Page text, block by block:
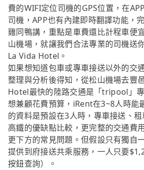
費的WIFI定位司機的GPS位置，在
司機，APP也有內建即時翻譯功能，
雞同鴨講，重點是車費還比計程車便
山機場，就讓我們合法專業的司機送
La Vida Hotel。
如果想知道包車或專車接送以外的交
整理與分析後得知，從松山機場去豐
Hotel最快的陸路交通是「tripool」
想兼顧花費預算，iRent在3~8人時能
的資料是預設在3人時，專車接送、租
高鐵的優缺點比較，更完整的交通費
更下方的常見問題。但假設只有獨自
提供到府接送共乘服務，一人只要
按鈕查詢）。